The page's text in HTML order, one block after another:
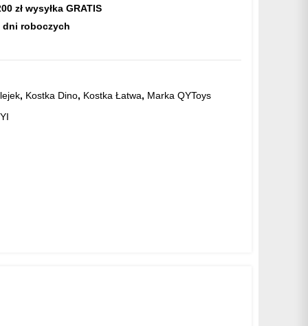
zł wysyłka GRATIS
dni roboczych
, Kostka Dino, Kostka Łatwa, Marka QYToys